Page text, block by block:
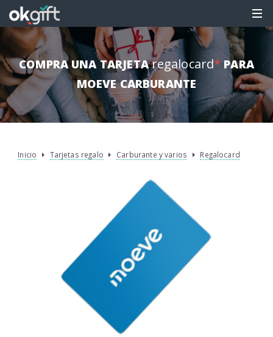
COMPRA UNA TARJETAregalocard* PARA
MOEVE CARBURANTE
Inicio Tarjetas regalo Carburante y varios Regalocard